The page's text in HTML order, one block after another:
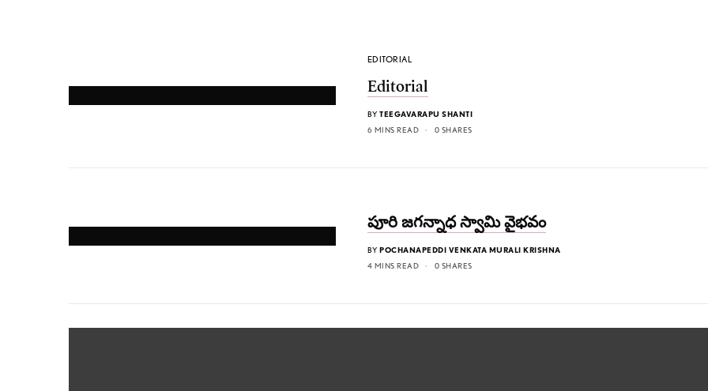
EDITORIAL
Editorial
BY TEEGAVARAPU SHANTI
6 MINS READ
0 SHARES
పూరి జగన్నాధ స్వామి వైభవం
BY POCHANAPEDDI VENKATA MURALI KRISHNA
4 MINS READ
0 SHARES